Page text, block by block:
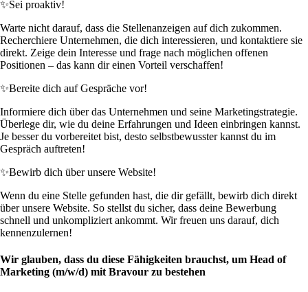
✨Sei proaktiv!
Warte nicht darauf, dass die Stellenanzeigen auf dich zukommen.
Recherchiere Unternehmen, die dich interessieren, und kontaktiere sie
direkt. Zeige dein Interesse und frage nach möglichen offenen
Positionen – das kann dir einen Vorteil verschaffen!
✨Bereite dich auf Gespräche vor!
Informiere dich über das Unternehmen und seine Marketingstrategie.
Überlege dir, wie du deine Erfahrungen und Ideen einbringen kannst.
Je besser du vorbereitet bist, desto selbstbewusster kannst du im
Gespräch auftreten!
✨Bewirb dich über unsere Website!
Wenn du eine Stelle gefunden hast, die dir gefällt, bewirb dich direkt
über unsere Website. So stellst du sicher, dass deine Bewerbung
schnell und unkompliziert ankommt. Wir freuen uns darauf, dich
kennenzulernen!
Wir glauben, dass du diese Fähigkeiten brauchst, um Head of
Marketing (m/w/d) mit Bravour zu bestehen